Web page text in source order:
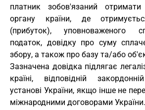
платник зобов'язаний
органу країни, де
(прибуток), уповноваженого
податок, довідку про суму
збору, а також про базу та/або
Зазначена довідка підлягає
країні, відповідній
установі України, якщо інше не
міжнародними договорами України.